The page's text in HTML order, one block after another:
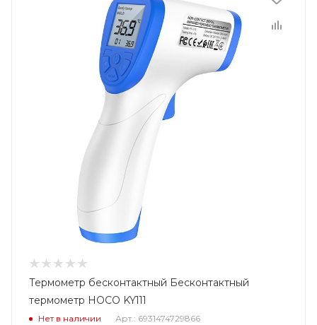
Термометр бесконтактный Бесконтактный
термометр HOCO KY111
Нет в наличии Арт.: 6931474729866